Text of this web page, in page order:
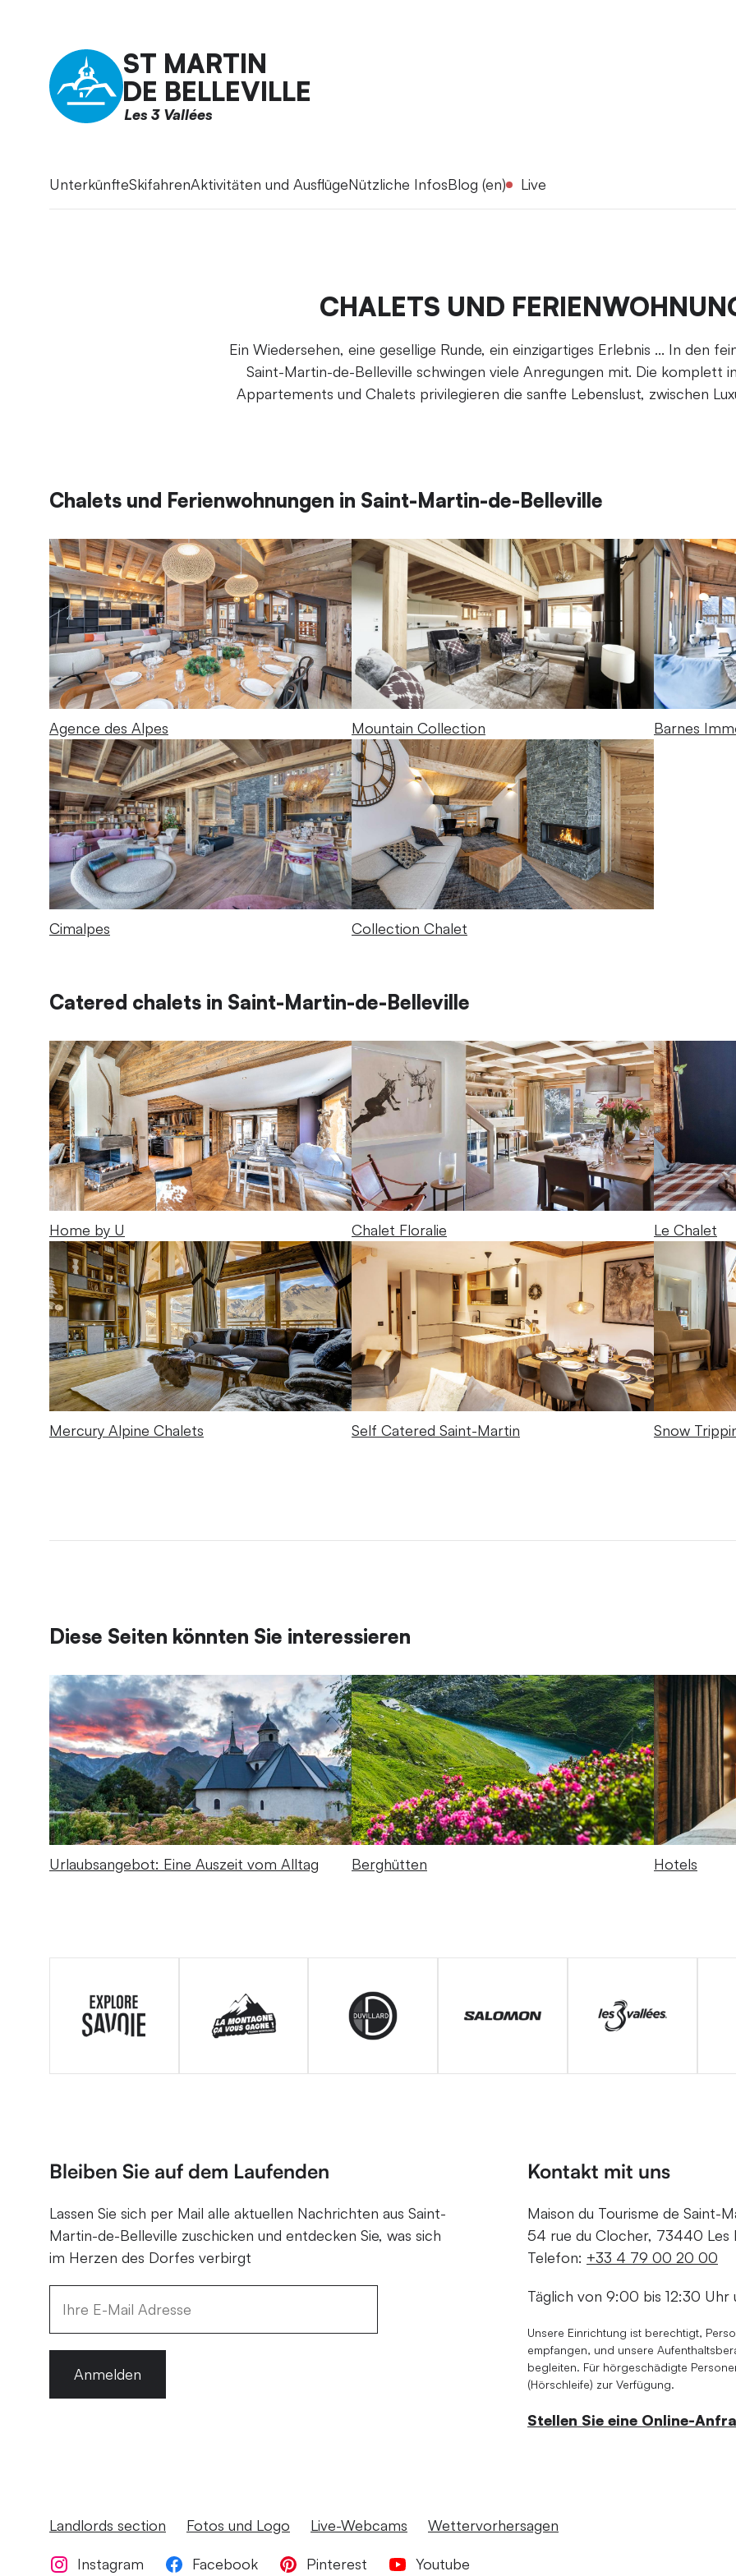
ST MARTIN
DE BELLEVILLE
Les 3 Vallées
UnterkünfteSkifahrenAktivitäten und AusflügeNützliche InfosBlog (en) Live
CHALETS UND
Ein Wiedersehen, eine gesellige Runde, ein einzigartiges Erlebnis ... In den
Saint-Martin-de-Belleville schwingen viele Anregungen mit. Die komplett
Appartements und Chalets privilegieren die sanfte Lebenslust, zwischen
Chalets und Ferienwohnungen in Saint-Martin-de-Belleville
Agence des Alpes Mountain Collection Barnes
Cimalpes Collection Chalet
Catered chalets in Saint-Martin-de-Belleville
Home by U Chalet Floralie Le Chalet
Mercury Alpine Chalets Self Catered Saint-Martin Snow
Diese Seiten könnten Sie interessieren
Urlaubsangebot: Eine Auszeit vom Alltag Berghütten Hotels
Bleiben Sie auf dem Laufenden
Lassen Sie sich per Mail alle aktuellen Nachrichten aus Saint-
Martin-de-Belleville zuschicken und entdecken Sie, was sich
im Herzen des Dorfes verbirgt
Anmelden
Kontakt mit uns
Maison du Tourisme de Saint-
54 rue du Clocher, 73440 Les
Telefon: +33 4 79 00 20 00
Täglich von 9:00 bis 12:30
Unsere Einrichtung ist berechtigt,
empfangen, und unsere
begleiten. Für hörgeschädigte
(Hörschleife) zur Verfügung.
Stellen Sie eine Online-
Landlords section Fotos und Logo Live-Webcams Wettervorhersagen
Instagram Facebook Pinterest Youtube